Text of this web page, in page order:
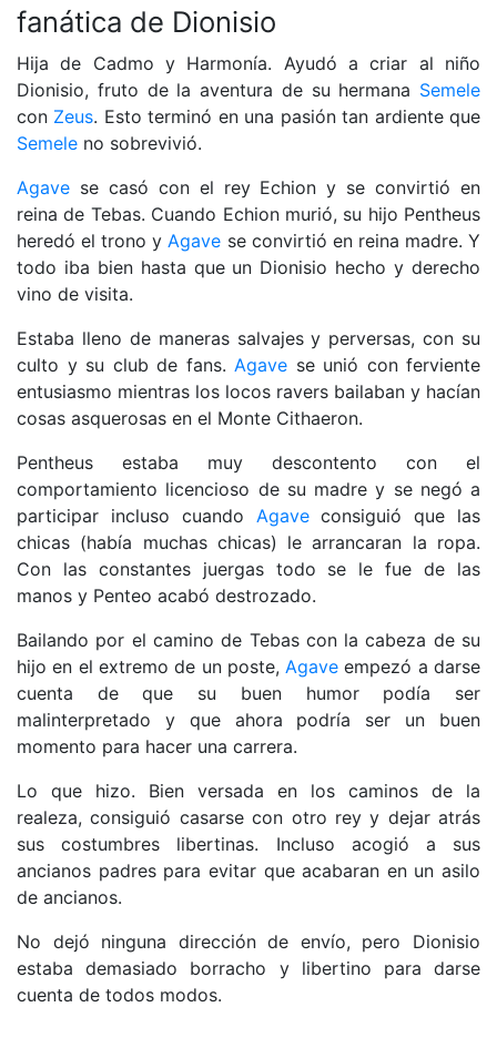
fanática de Dionisio
Hija de Cadmo y Harmonía. Ayudó a criar al niño
Dionisio, fruto de la aventura de su hermana Semele
con Zeus. Esto terminó en una pasión tan ardiente que
Semele no sobrevivió.
Agave se casó con el rey Echion y se convirtió en
reina de Tebas. Cuando Echion murió, su hijo Pentheus
heredó el trono yAgave se convirtió en reina madre. Y
todo iba bien hasta que un Dionisio hecho y derecho
vino de visita.
Estaba lleno de maneras salvajes y perversas, con su
culto y su club de fans. Agave se unió con ferviente
entusiasmo mientras los locos ravers bailaban y hacían
cosas asquerosas en el Monte Cithaeron.
Pentheus estaba muy descontento con el
comportamiento licencioso de su madre y se negó a
participar incluso cuando Agaveconsiguió que las
chicas (había muchas chicas) le arrancaran la ropa.
Con las constantes juergas todo se le fue de las
manos y Penteo acabó destrozado.
Bailando por el camino de Tebas con la cabeza de su
hijo en el extremo de un poste,Agave empezó a darse
cuenta de que su buen humor podía ser
malinterpretado y que ahora podría ser un buen
momento para hacer una carrera.
Lo que hizo. Bien versada en los caminos de la
realeza, consiguió casarse con otro rey y dejar atrás
sus costumbres libertinas. Incluso acogió a sus
ancianos padres para evitar que acabaran en un asilo
de ancianos.
No dejó ninguna dirección de envío, pero Dionisio
estaba demasiado borracho y libertino para darse
cuenta de todos modos.